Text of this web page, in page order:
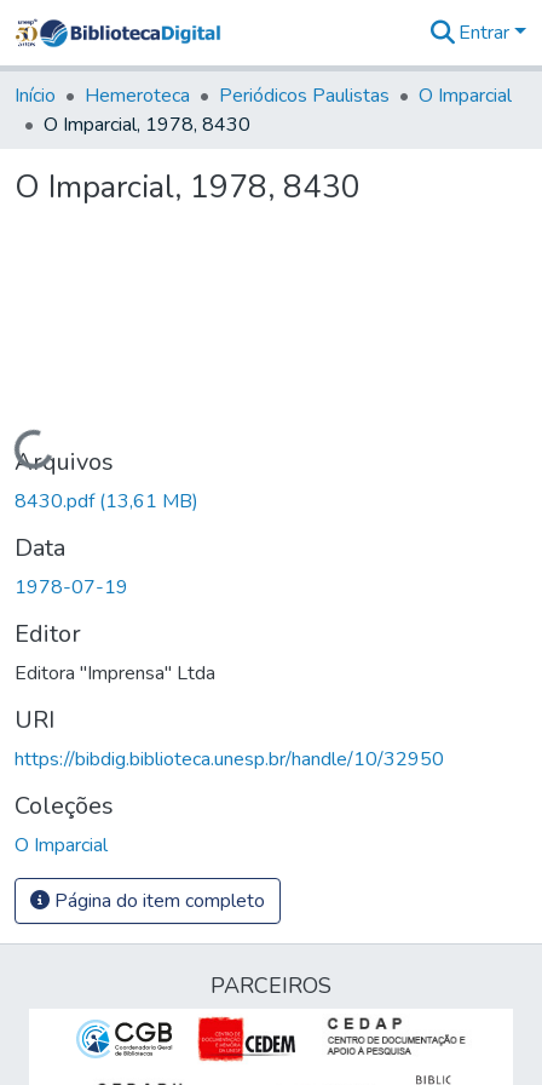
&
Coleções
Tudo na
Digital
Entrar
Início Hemeroteca Periódicos Paulistas
O Imparcial
O Imparcial, 1978, 8430
O Imparcial, 1978, 8430
Carregando...
Arquivos
8430.pdf(13,61 MB)
Data
1978-07-19
Editor
Editora "Imprensa" Ltda
URI
https://bibdig.biblioteca.unesp.br/handle/10/32950
Coleções
O Imparcial
Página do item completo
PARCEIROS